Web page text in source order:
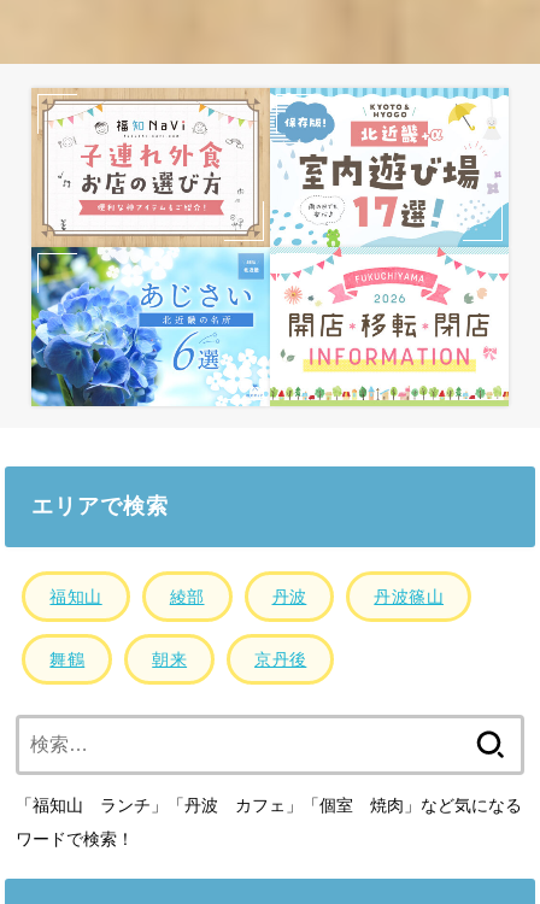
エリアで検索
福知山 綾部 丹波 丹波篠山
舞鶴 朝来 京丹後
索:
「福知山 ランチ」「丹波 カフェ」「個室 焼肉」など気になる
ワードで検索！